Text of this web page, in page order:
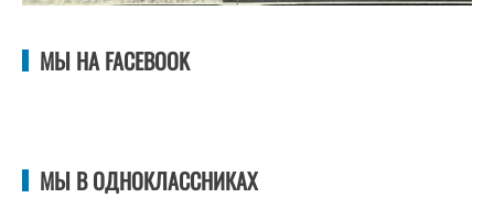
МЫ НА FACEBOOK
МЫ В ОДНОКЛАССНИКАХ